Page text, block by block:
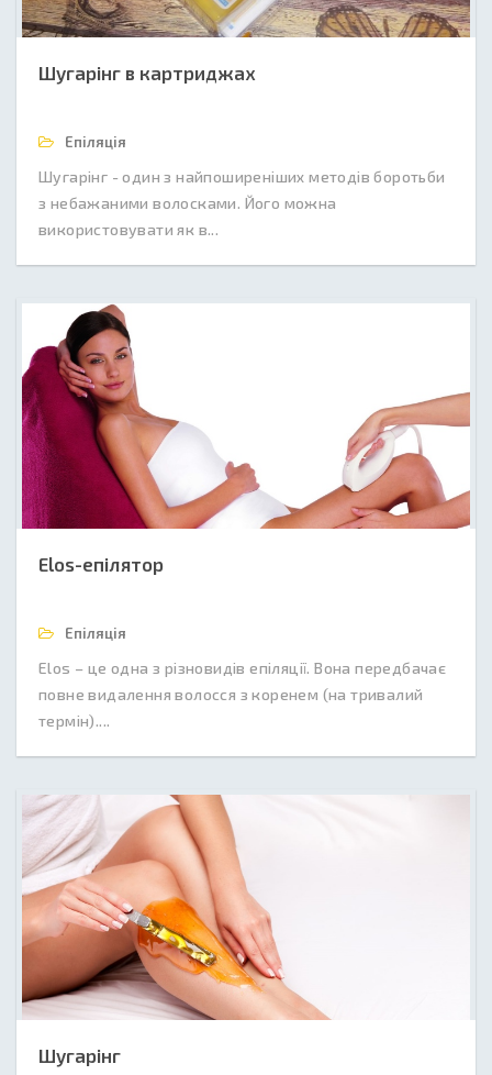
Шугарінг в картриджах
Епіляція
Шугарінг - один з найпоширеніших методів боротьби
з небажаними волосками. Його можна
використовувати як в...
Elos-епілятор
Епіляція
Elos – це одна з різновидів епіляції. Вона передбачає
повне видалення волосся з коренем (на тривалий
термін)....
Шугарінг